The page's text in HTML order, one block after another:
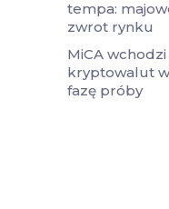
tempa:
zwrot rynku
MiCA
kryptowalut
fazę próby